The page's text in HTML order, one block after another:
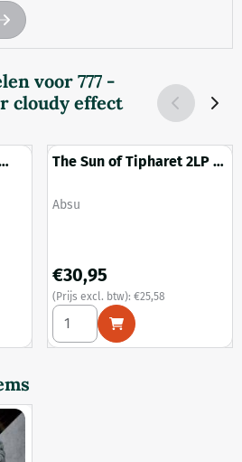
voor 777 -
cloudy effect
24,75
is Futile 2LP (red vinyl)
The Sun of Tipharet 2LP -
Merk:
Absu
Prijs: 30,95, exclusief btw:
€30,95
(Prijs excl. btw): €25,58
Aantal kiezen voor The Sun